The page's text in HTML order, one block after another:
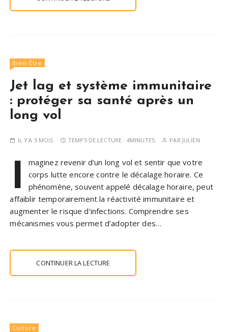
Bien-Être
Jet lag et système immunitaire
: protéger sa santé après un
long vol
IL Y'A 5 MOIS TEMPS DE LECTURE : 4MINUTES PAR JULIEN
I
maginez revenir d’un long vol et sentir que votre
corps lutte encore contre le décalage horaire. Ce
phénomène, souvent appelé décalage horaire, peut
affaiblir temporairement la réactivité immunitaire et
augmenter le risque d’infections. Comprendre ses
mécanismes vous permet d’adopter des…
CONTINUER LA LECTURE
Culture